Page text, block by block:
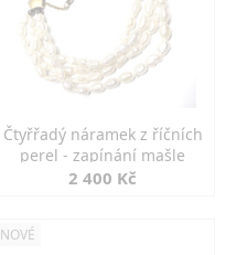
Čtyřřadý náramek z říčních
perel - zapínání mašle
2 400 Kč
NOVÉ